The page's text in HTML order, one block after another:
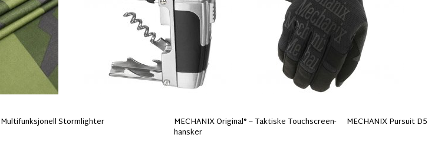
Multifunksjonell Stormlighter MECHANIX Original® – Taktiske Touchscreen-
hansker
MECHANIX Pursuit D5